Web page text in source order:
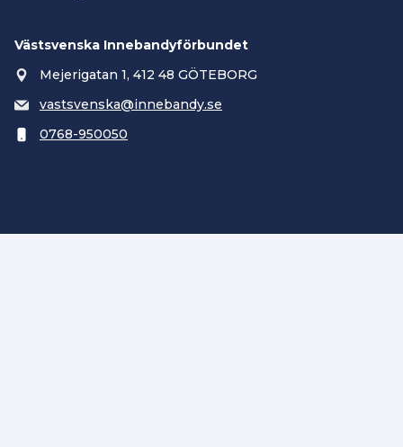
Västsvenska Innebandyförbundet
Mejerigatan 1, 412 48 GÖTEBORG
vastsvenska@innebandy.se
0768-950050